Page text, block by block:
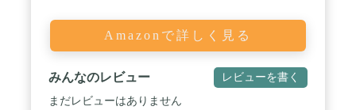
Amazonで詳しく見る
みんなのレビュー レビューを書く
まだレビューはありません